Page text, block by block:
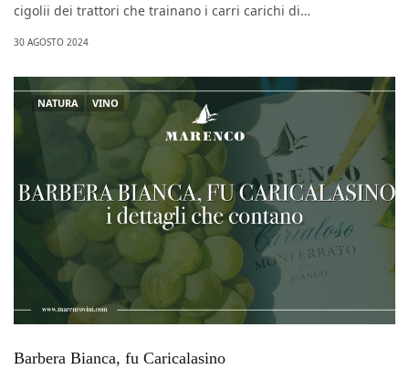
cigolii dei trattori che trainano i carri carichi di…
30 AGOSTO 2024
NATURA VINO
Barbera Bianca, fu Caricalasino